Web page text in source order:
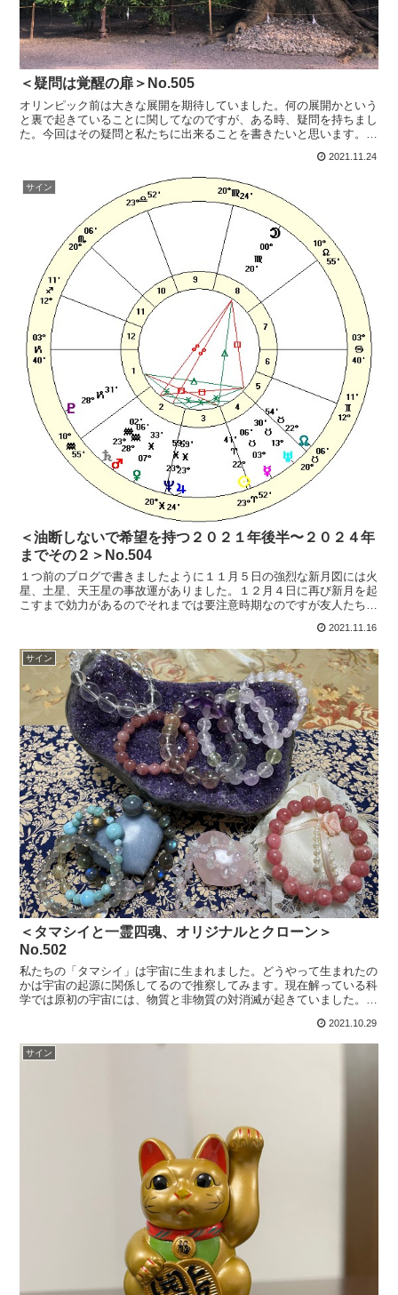
＜疑問は覚醒の扉＞No.505
オリンピック前は大きな展開を期待していました。何の展開かという
と裏で起きていることに関してなのですが、ある時、疑問を持ちまし
た。今回はその疑問と私たちに出来ることを書きたいと思います。私
2021.11.24
サイン
＜油断しないで希望を持つ２０２１年後半〜２０２４年
までその２＞No.504
１つ前のブログで書きましたように１１月５日の強烈な新月図には火
星、土星、天王星の事故運がありました。１２月４日に再び新月を起
こすまで効力があるのでそれまでは要注意時期なのですが友人たちと
2021.11.16
サイン
＜タマシイと一霊四魂、オリジナルとクローン＞
No.502
私たちの「タマシイ」は宇宙に生まれました。どうやって生まれたの
かは宇宙の起源に関係してるので推察してみます。現在解っている科
学では原初の宇宙には、物質と非物質の対消滅が起きていました。物
2021.10.29
サイン